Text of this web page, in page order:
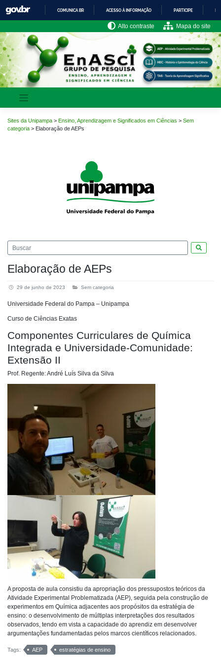
para
o
conteúdo
IR
PARA
O
COMUNICA BR ACESSO À INFORMAÇÃO PARTICIPE
Alto contraste Mapa do site
Sites da Unipampa > Ensino, Aprendizagem e Significados em Ciências > Sem
categoria > Elaboração de AEPs
Elaboração de AEPs
29 de junho de 2023 Sem categoria
Universidade Federal do Pampa – Unipampa
Curso de Ciências Exatas
Componentes Curriculares de Química
Integrada e Universidade-Comunidade:
Extensão II
Prof. Regente: André Luís Silva da Silva
A proposta de aula consistiu da apropriação dos pressupostos teóricos da
Atividade Experimental Problematizada (AEP), seguida pela construção de
experimentos em Química adjacentes aos propósitos da estratégia de
ensino: o desenvolvimento de múltiplas interpretações dos resultados
observados, tendo em vista a capacidade do aprendiz em desenvolver
argumentações fundamentadas pelos marcos científicos relacionados.
Tags: AEP estratégias de ensino